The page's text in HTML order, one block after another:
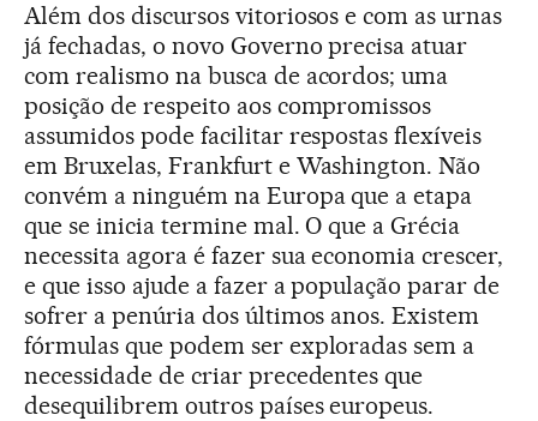
Além dos discursos vitoriosos e com as urnas
já fechadas, o novo Governo precisa atuar
com realismo na busca de acordos; uma
posição de respeito aos compromissos
assumidos pode facilitar respostas flexíveis
em Bruxelas, Frankfurt e Washington. Não
convém a ninguém na Europa que a etapa
que se inicia termine mal. O que a Grécia
necessita agora é fazer sua economia crescer,
e que isso ajude a fazer a população parar de
sofrer a penúria dos últimos anos. Existem
fórmulas que podem ser exploradas sem a
necessidade de criar precedentes que
desequilibrem outros países europeus.